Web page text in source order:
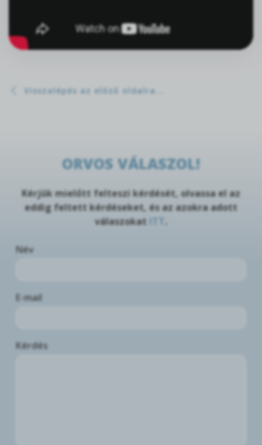
Visszalépés az előző oldalra...
ORVOS VÁLASZOL!
Kérjük mielőtt felteszi kérdését, olvassa el az
eddig feltett kérdéseket, és az azokra adott
válaszokat
Név
E-mail
Kérdés